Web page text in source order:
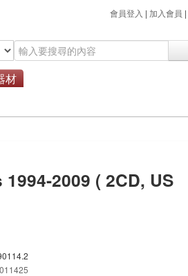
會員登入 | 加入會員 |
材
2009 ( 2CD, US